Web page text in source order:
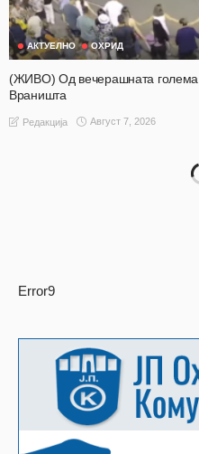
АКТУЕЛНО ОХРИД
(ЖИВО) Од вечерашната голема
Враништа
Редакција Август 7, 2026
Error9